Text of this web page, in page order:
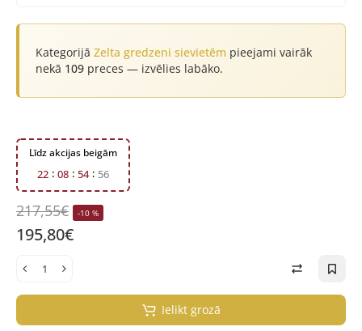
Kategorijā Zelta gredzeni sievietēm pieejami vairāk
nekā 109 preces — izvēlies labāko.
Līdz akcijas beigām
22 08 54 55
217,55€ -10 %
195,80€
Ielikt grozā